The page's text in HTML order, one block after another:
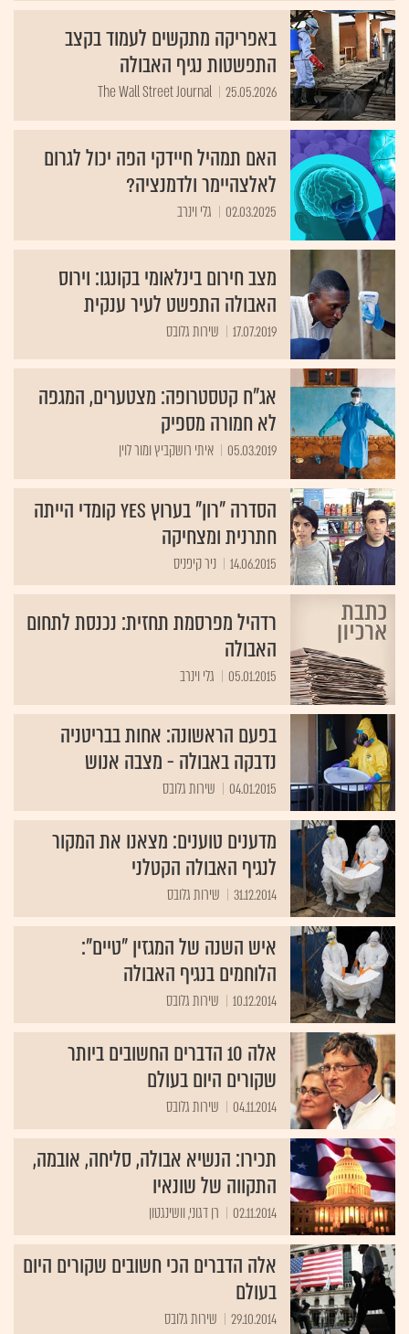
באפריקה מתקשים לעמוד בקצב
התפשטות נגיף האבולה
25.05.2026
The Wall Street Journal
האם תמהיל חיידקי הפה יכול לגרום
לאלצהיימר ולדמנציה?
02.03.2025 גלי וינרב
מצב חירום בינלאומי בקונגו: וירוס
האבולה התפשט לעיר ענקית
17.07.2019 שירות גלובס
אג"ח קטסטרופה: מצטערים, המגפה
לא חמורה מספיק
05.03.2019 איתי רושקביץ ומור לוין
הסדרה "רון" בערוץ yes קומדי הייתה
חתרנית ומצחיקה
14.06.2015 ניר קיפניס
רדהיל מפרסמת תחזית: נכנסת לתחום
האבולה
05.01.2015 גלי וינרב
בפעם הראשונה: אחות בבריטניה
נדבקה באבולה - מצבה אנוש
04.01.2015 שירות גלובס
מדענים טוענים: מצאנו את המקור
לנגיף האבולה הקטלני
31.12.2014 שירות גלובס
איש השנה של המגזין "טיים":
הלוחמים בנגיף האבולה
10.12.2014 שירות גלובס
אלה 10 הדברים החשובים ביותר
שקורים היום בעולם
04.11.2014 שירות גלובס
תכירו: הנשיא אבולה, סליחה, אובמה,
התקווה של שונאיו
02.11.2014 רן דגוני, וושינגטון
אלה הדברים הכי חשובים שקורים היום
בעולם
29.10.2014 שירות גלובס